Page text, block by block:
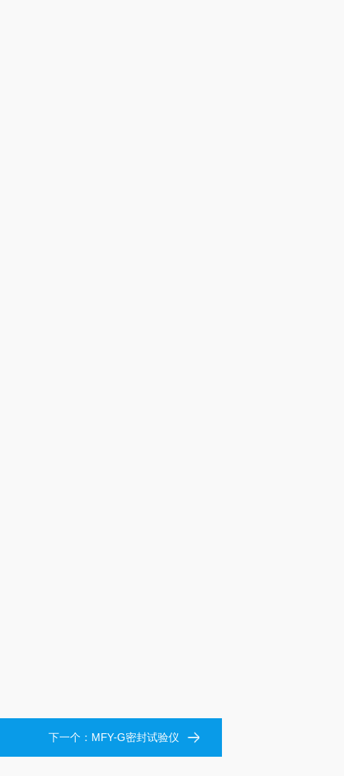
下一个： MFY-G密封试验仪